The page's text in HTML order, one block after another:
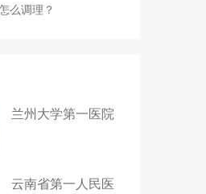
么调理？
兰州大学第一医院
云南省第一人民医